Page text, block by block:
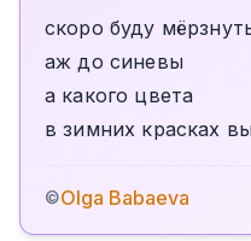
скоро буду
аж до синевы
а какого цвета
в зимних красках
©Olga Babaeva